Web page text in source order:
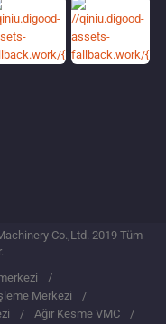
Co.,Ltd. 2019 Tüm
Merkezi
Ağır Kesme VMC